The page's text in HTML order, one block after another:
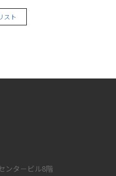
スト
ンタ－ビル8階